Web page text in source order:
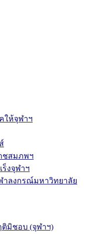
ให้จุฬาฯ
ชสมภพฯ
งจุฬาฯ
าลงกรณ์มหาวิทยาลัย
ติมิชอบ (จุฬาฯ)